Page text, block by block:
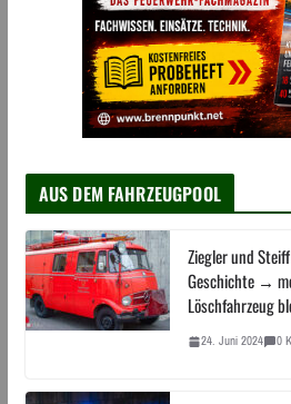
AUS DEM FAHRZEUGPOOL
Ziegler und
Geschichte →
Löschfahrzeug
24. Juni 2024 0